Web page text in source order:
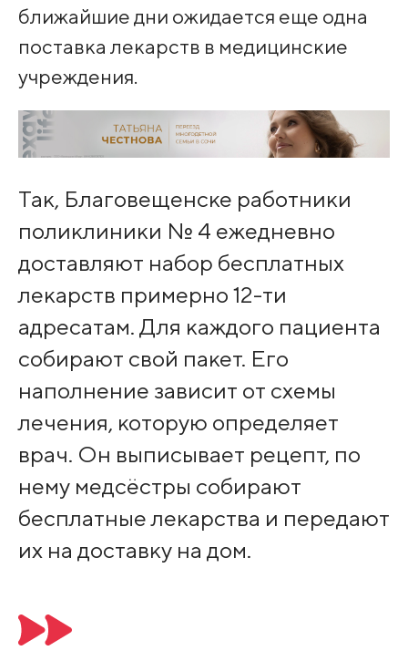
ближайшие дни ожидается еще одна
поставка лекарств в медицинские
учреждения.
Так, Благовещенске работники
поликлиники № 4 ежедневно
доставляют набор бесплатных
лекарств примерно 12-ти
адресатам. Для каждого пациента
собирают свой пакет. Его
наполнение зависит от схемы
лечения, которую определяет
врач. Он выписывает рецепт, по
нему медсёстры собирают
бесплатные лекарства и передают
их на доставку на дом.